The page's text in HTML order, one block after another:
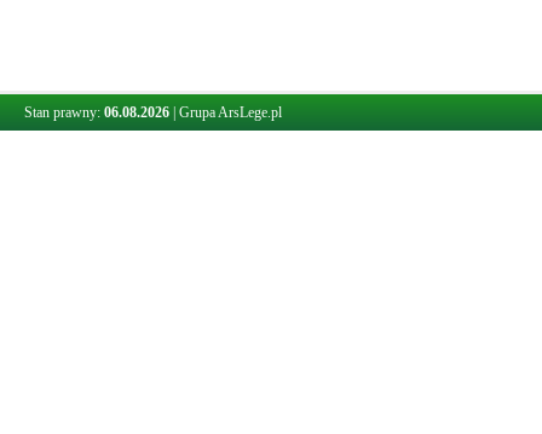
Stan prawny: 06.08.2026 Grupa ArsLege.pl